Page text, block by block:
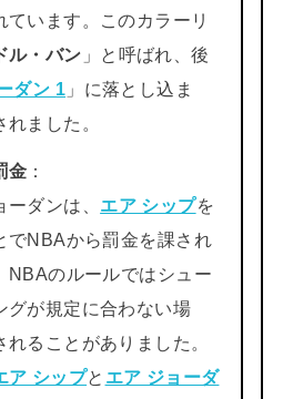
ています。このカラーリ
ル・バン 」と呼ばれ、後
ダン 1 」に落とし込ま
ました。
金 ：
ダンは、
エア シップを
でNBAから罰金を課され
NBAのルールではシュー
グが規定に合わない場
ることがありました。
ア シップと エア ジョーダ